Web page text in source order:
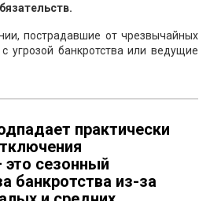
пострадавшие от чрезвычайных
банкротства или ведущие
практически
это сезонный
банкротства из-за